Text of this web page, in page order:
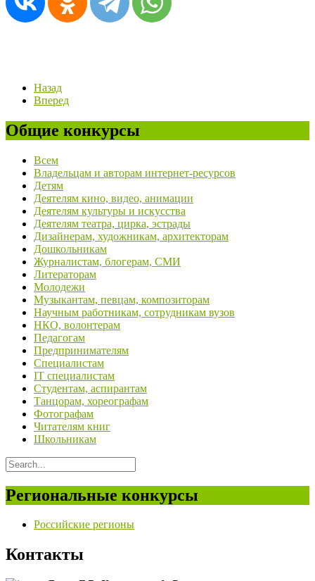
Назад
Вперед
Общие конкурсы
Всем
Владельцам и авторам интернет-ресурсов
Детям
Деятелям кино, видео, анимации
Деятелям культуры и искусства
Деятелям театра, цирка, эстрады
Дизайнерам, художникам, архитекторам
Дошкольникам
Журналистам, блогерам, СМИ
Литераторам
Молодежи
Музыкантам, певцам, композиторам
Научным работникам, сотрудникам вузов
НКО, волонтерам
Педагогам
Предпринимателям
Специалистам
IT специалистам
Студентам, аспирантам
Танцорам, хореографам
Фотографам
Читателям книг
Школьникам
Региональные конкурсы
Российские регионы
Контакты